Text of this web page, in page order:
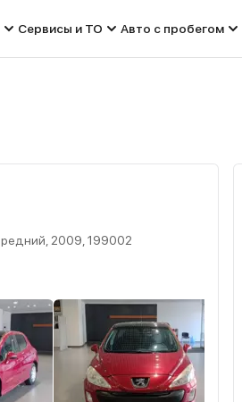
Сервисы и ТО Авто с пробегом
2009, 199002